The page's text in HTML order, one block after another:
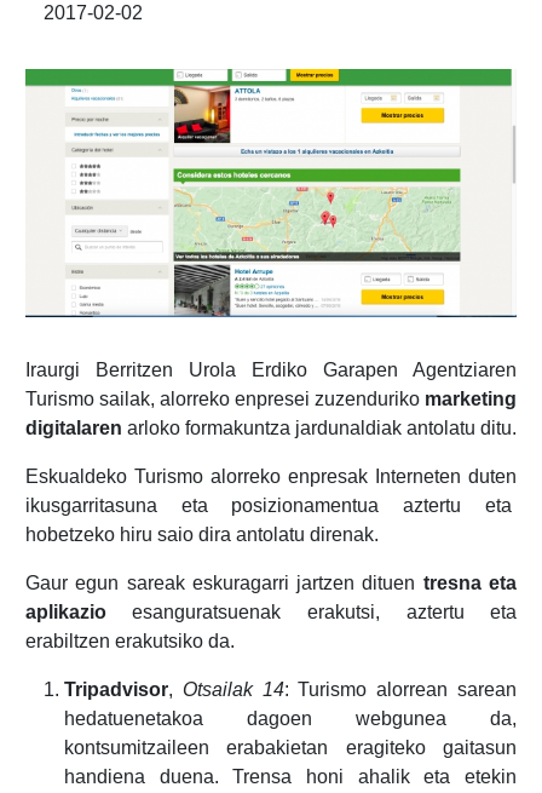
2017-02-02
Iraurgi Berritzen Urola Erdiko Garapen Agentziaren
Turismo sailak, alorreko enpresei zuzenduriko marketing
digitalaren arloko formakuntza jardunaldiak antolatu ditu.
Eskualdeko Turismo alorreko enpresak Interneten duten
ikusgarritasuna eta posizionamentua aztertu eta
hobetzeko hiru saio dira antolatu direnak.
Gaur egun sareak eskuragarri jartzen dituen tresna eta
aplikazioesanguratsuenak erakutsi, aztertu eta
erabiltzen erakutsiko da.
Tripadvisor, Otsailak 14: Turismo alorrean sarean
hedatuenetakoa dagoen webgunea da,
kontsumitzaileen erabakietan eragiteko gaitasun
handiena duena. Trensa honi ahalik eta etekin